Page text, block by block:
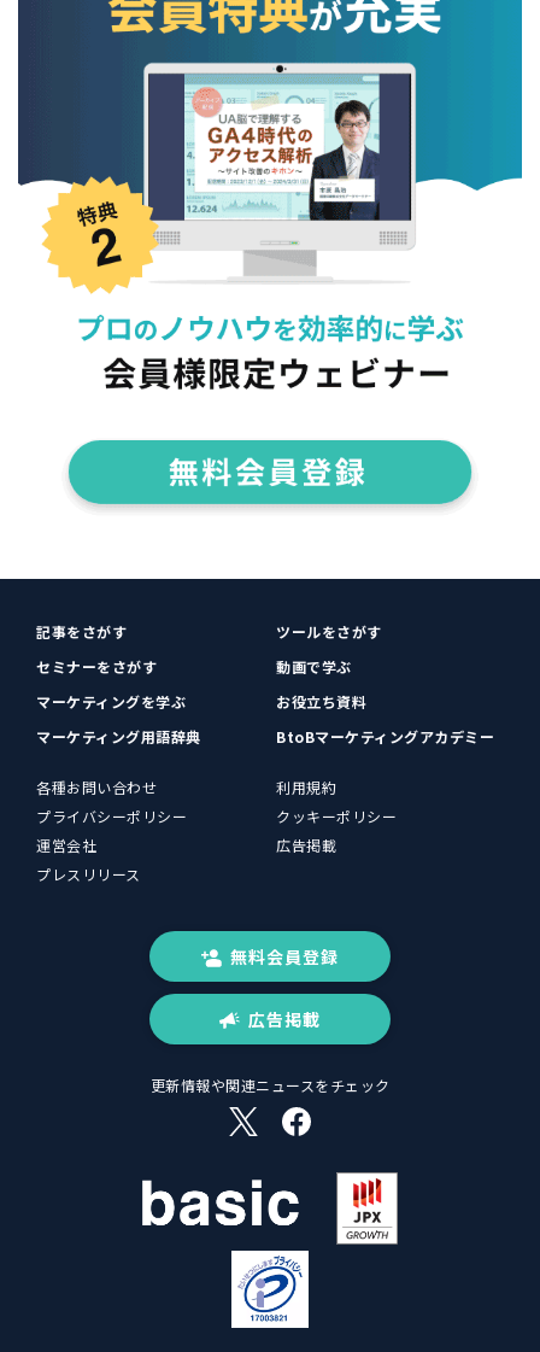
記事をさがす
ツールをさがす
セミナーをさがす
動画で学ぶ
マーケティングを学ぶ
お役立ち資料
マーケティング用語辞典
BtoBマーケティングアカデミー
各種お問い合わせ
利用規約
プライバシーポリシー
クッキーポリシー
運営会社
広告掲載
プレスリリース
無料会員登録
広告掲載
更新情報や関連ニュースをチェック